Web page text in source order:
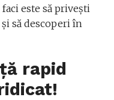
este să privești
să descoperi în
rapid